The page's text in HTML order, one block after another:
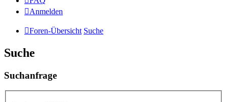
Anmelden
Foren-Übersicht Suche
Suche
Suchanfrage